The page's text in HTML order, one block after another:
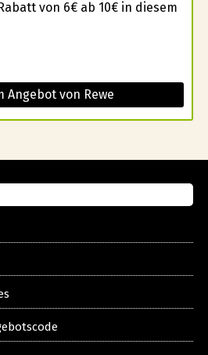
von 6€ ab 10€ in diesem
Angebot von Rewe